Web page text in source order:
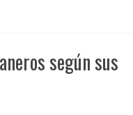
según sus